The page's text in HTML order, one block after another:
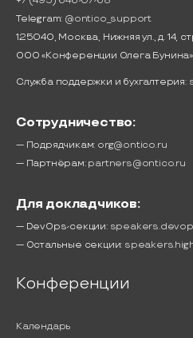
Telegram: @ontico_support
125040, Москва, Нижняя ул., д. 14,
ООО «Конференции Олега Бунина»
Служба поддержки и бухгалтерия:
Сотрудничество:
— Подрядчикам: org@ontico.ru
— Партнёрам: partners@ontico.ru
Для докладчиков:
— DevOps-секции:
— Остальные секции:
Конференции
Календарь